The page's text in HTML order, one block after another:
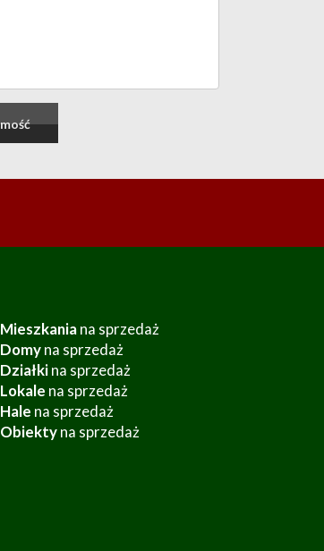
Mieszkaniana sprzedaż
Domyna sprzedaż
Działkina sprzedaż
Lokale na sprzedaż
Hale na sprzedaż
Obiektyna sprzedaż